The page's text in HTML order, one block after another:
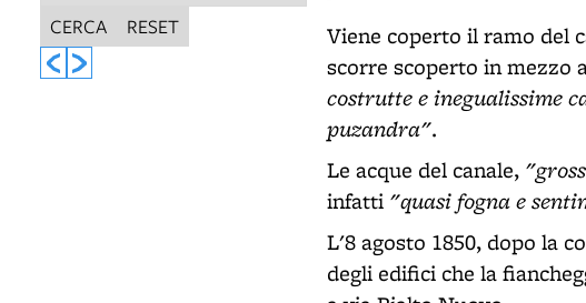
CERCA RESET
Viene coperto il ramo del
scorre scoperto in mezzo
costrutte e inegualissime
puzandra".
Le acque del canale,
infatti "quasi fogna e
L'8 agosto 1850, dopo la
degli edifici che la